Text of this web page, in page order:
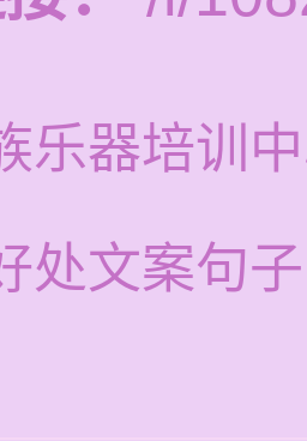
乐器培训
处文案句子